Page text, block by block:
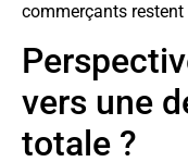
commerçants
vers une
totale ?